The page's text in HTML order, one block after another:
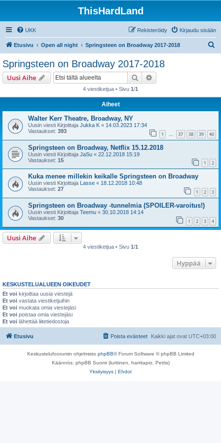
ThisHardLand
UKK Kirjaudu sisään
Rekisteröidy
Etusivu Open all night Springsteen on Broadway 2017-2018
Springsteen on Broadway 2017-2018
Uusi Aihe Etsi
4 viestiketjua • Sivu 1/1
Aiheet
Walter Kerr Theatre, Broadway, NY
Uusin viesti Kirjoittaja Jukka K « 14.03.2023 17:34
Vastaukset: 393 1 … 37 38 39 40
Springsteen on Broadway, Netflix 15.12.2018
Uusin viesti Kirjoittaja JaSu « 22.12.2018 15:19
Vastaukset: 15 1 2
Kuka menee millekin keikalle Springsteen on Broadway
Uusin viesti Kirjoittaja Lasse « 18.12.2018 10:48
Vastaukset: 27 1 2 3
Springsteen on Broadway -tunnelmia (SPOILER-varoitus!)
Uusin viesti Kirjoittaja Teemu « 30.10.2018 14:14
Vastaukset: 30 1 2 3 4
Uusi Aihe
4 viestiketjua • Sivu 1/1
Hyppää
KESKUSTELUALUEEN OIKEUDET
Et voi kirjoittaa uusia viestejä
Et voi vastata viestiketjuihin
Et voi muokata omia viestejäsi
Et voi poistaa omia viestejäsi
Et voi lähettää liitetiedostoja
Etusivu Kaikki ajat ovat UTC+03:00
Poista evästeet
Keskustelufoorumin ohjelmisto phpBB® Forum Software © phpBB Limited
Käännös: phpBB Suomi (lurttinen, harritapio, Pettis)
Yksityisyys | Ehdot